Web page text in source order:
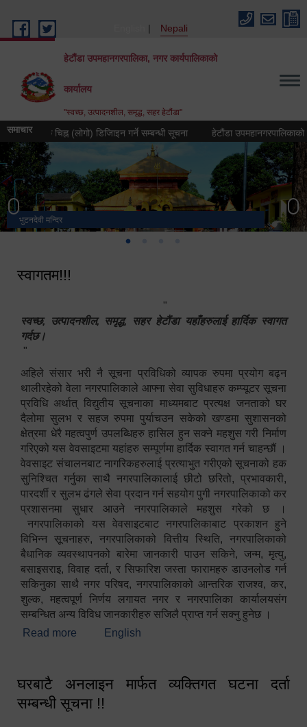
Nepali
हेटौंडा उपमहानगरपालिका, नगर कार्यपालिकाको
कार्यालय
"स्वच्छ, उत्पादनशील, समृद्ध, सहर हेटौंडा"
समाचारचिह्न (लोगो) डिजिाइन गर्ने सम्बन्धी सूचना हेटौंडा उपमहानगरपालिकाको नगर
भुटनदेवी मन्दिर
स्मारक
हेटौंडा उपमहानगरपालिका नगर कार्यपालिकाको कार्यालय
मनकामना डाँडाबाट देखिएको दृश्य
स्वागतम!!!
"
स्वच्छ, उत्पादनशील, समृद्ध, सहर हेटौंडा यहाँहरुलाई हार्दिक स्वागत
गर्दछ।
"
अहिले संसार भरी नै सूचना प्रविधिको व्यापक रुपमा प्रयोग बढ्न
थालीरहेको वेला नगरपालिकाले आफ्ना सेवा सुविधाहरु कम्प्यूटर सूचना
प्रविधि अर्थात् विद्युतीय सूचनाका माध्यमबाट प्रत्यक्ष जनताको घर
दैलोमा सुलभ र सहज रुपमा पुर्याचउन सकेको खण्डमा सुशासनको
क्षेत्रमा धेरै महत्वपुर्ण उपलब्धिहरु हासिल हुन सक्ने महशुस गरी निर्माण
गरिएको यस वेवसाइटमा यहांहरु सम्पूर्णमा हार्दिक स्वागत गर्न चाहन्छौं ।
वेवसाइट संचालनबाट नागरिकहरुलाई प्रत्याभुत गरीएको सूचनाको हक
सुनिश्चित गर्नुका साथै नगरपालिकालाई छीटो छरितो, प्रभावकारी,
पारदर्शी र सुलभ ढंगले सेवा प्रदान गर्न सहयोग पुगी नगरपालिकाको कर
प्रशासनमा सुधार आउने नगरपालिकाले महशुस गरेको छ ।
नगरपालिकाको यस वेवसाइटबाट नगरपालिकाबाट प्रकाशन हुने
विभिन्न सूचनाहरु, नगरपालिकाको वित्तीय स्थिति, नगरपालिकाको
बैधानिक व्यवस्थापनको बारेमा जानकारी पाउन सकिने, जन्म, मृत्यु,
बसाइसराइ, विवाह दर्ता, र सिफारिश जस्ता फारामहरु डाउनलोड गर्न
सकिनुका साथै नगर परिषद, नगरपालिकाको आन्तरिक राजश्व, कर,
शुल्क, महत्वपूर्ण निर्णय लगायत नगर र नगरपालिका कार्यालयसंग
सम्बन्धित अन्य विविध जानकारीहरु सजिलै प्राप्त गर्न सक्नु हुनेछ ।
Read more about स्वागतम!!!
English
घरबाटै अनलाइन मार्फत व्यक्तिगत घटना दर्ता
सम्बन्धी सूचना !!